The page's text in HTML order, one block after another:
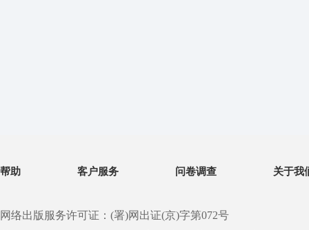
帮助 客户服务 问卷调查 关于我
网络出版服务许可证：(署)网出证(京)字第072号